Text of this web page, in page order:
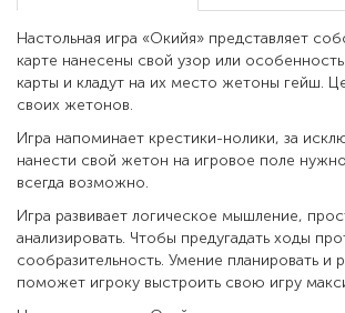
Настольная игра «Окийя» представляет
карте нанесены свой узор или
карты и кладут на их место жетоны гейш.
своих жетонов.
Игра напоминает крестики-нолики, за
нанести свой жетон на игровое поле
всегда возможно.
Игра развивает логическое мышление,
анализировать. Чтобы предугадать ходы
сообразительность. Умение планировать
поможет игроку выстроить свою игру